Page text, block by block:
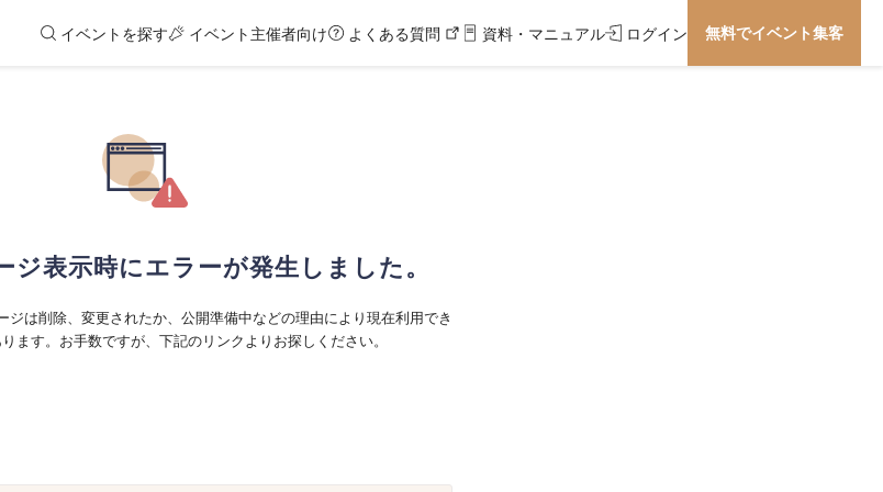
イベントを探す イベント主催者向け よくある質問 資料・マニュアル ログイン 無料でイベント集客
ジ表示時にエラーが発生しました。
ジは削除、変更されたか、公開準備中などの理由により現在利用でき
ます。お手数ですが、下記のリンクよりお探しください。